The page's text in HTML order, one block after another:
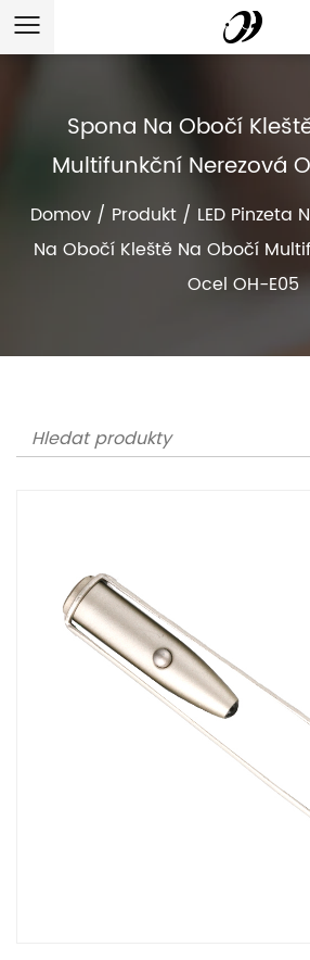
Spona Na Obočí
Multifunkční Nerezová
Domov / Produkt / LED Pinzeta
Na Obočí Kleště Na Obočí
Ocel OH-E05